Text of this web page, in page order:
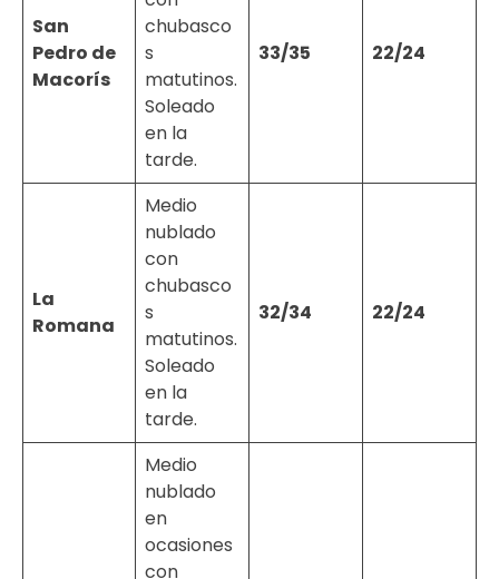
San
Pedro de
Macorís
chubasco
s
matutinos.
Soleado
en la
tarde.
33/35 22/24
La
Romana
Medio
nublado
con
chubasco
s
matutinos.
Soleado
en la
tarde.
32/34 22/24
Medio
nublado
en
ocasiones
con